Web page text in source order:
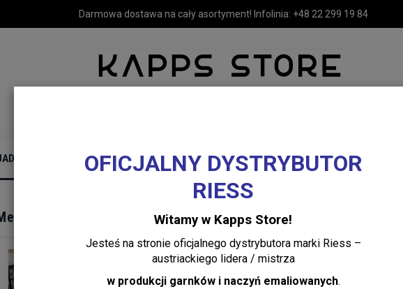
Darmowa dostawa na cały asortyment! Infolinia: +48 22 299 19 84
OFICJALNY DYSTRYBUTOR
RIESS
Witamy w Kapps Store!
Jesteś na stronie oficjalnego dystrybutora marki Riess –
austriackiego lidera / mistrza
w produkcji garnków i naczyń emaliowanych.
MEBLE LUSTRA I OŚWIETLENIE TEKSTYLIA I DEKORACJE DOMOWE